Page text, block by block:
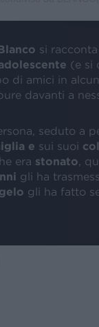
si
(e si
di amici in
davanti a
seduto a
e sui suoi
era stonato ,
gli ha
gli ha fatto